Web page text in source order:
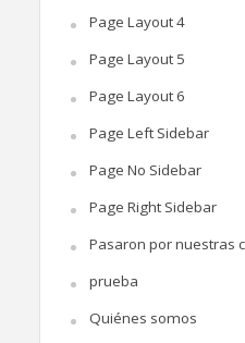
Page Layout 4
Page Layout 5
Page Layout 6
Page Left Sidebar
Page No Sidebar
Page Right Sidebar
Pasaron por nuestras
prueba
Quiénes somos